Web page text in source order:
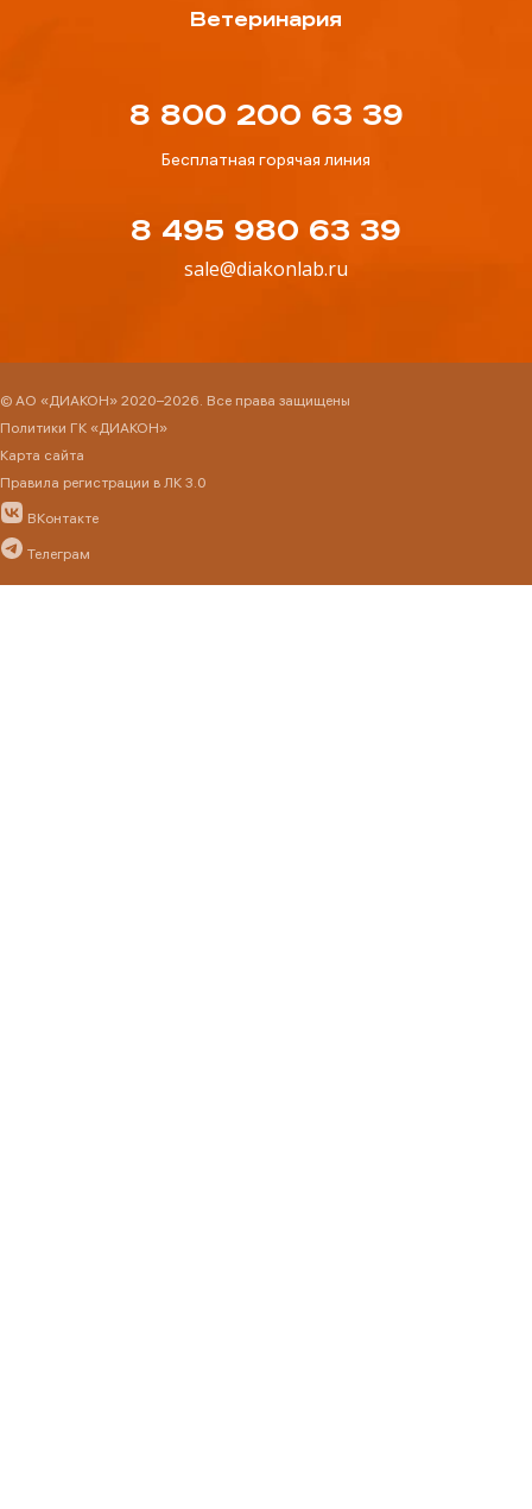
Ветеринария
8 800 200 63 39
Бесплатная горячая линия
8 495 980 63 39
sale@diakonlab.ru
© АО «ДИАКОН» 2020–2026. Все права защищены
Политики ГК «ДИАКОН»
Карта сайта
Правила регистрации в ЛК 3.0
ВКонтакте
Телеграм